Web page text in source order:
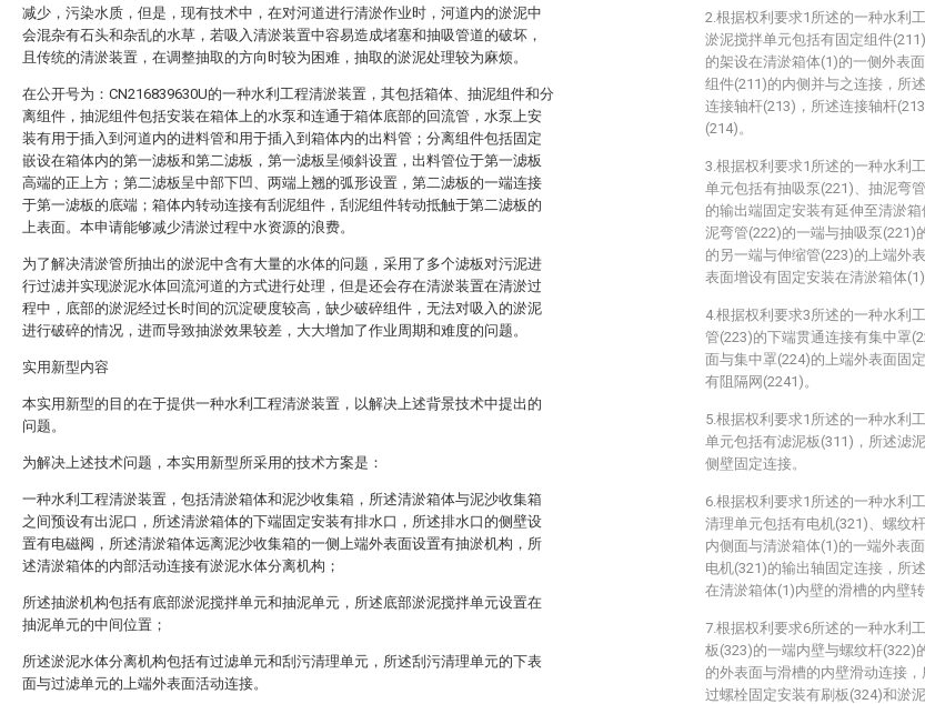
减少，污染水质，但是，现有技术中，在对河道进行清淤作业时，河道内的淤泥中
会混杂有石头和杂乱的水草，若吸入清淤装置中容易造成堵塞和抽吸管道的破坏，
且传统的清淤装置，在调整抽取的方向时较为困难，抽取的淤泥处理较为麻烦。
在公开号为：CN216839630U的一种水利工程清淤装置，其包括箱体、抽泥组件和分
离组件，抽泥组件包括安装在箱体上的水泵和连通于箱体底部的回流管，水泵上安
装有用于插入到河道内的进料管和用于插入到箱体内的出料管；分离组件包括固定
嵌设在箱体内的第一滤板和第二滤板，第一滤板呈倾斜设置，出料管位于第一滤板
高端的正上方；第二滤板呈中部下凹、两端上翘的弧形设置，第二滤板的一端连接
于第一滤板的底端；箱体内转动连接有刮泥组件，刮泥组件转动抵触于第二滤板的
上表面。本申请能够减少清淤过程中水资源的浪费。
为了解决清淤管所抽出的淤泥中含有大量的水体的问题，采用了多个滤板对污泥进
行过滤并实现淤泥水体回流河道的方式进行处理，但是还会存在清淤装置在清淤过
程中，底部的淤泥经过长时间的沉淀硬度较高，缺少破碎组件，无法对吸入的淤泥
进行破碎的情况，进而导致抽淤效果较差，大大增加了作业周期和难度的问题。
实用新型内容
本实用新型的目的在于提供一种水利工程清淤装置，以解决上述背景技术中提出的
问题。
为解决上述技术问题，本实用新型所采用的技术方案是：
一种水利工程清淤装置，包括清淤箱体和泥沙收集箱，所述清淤箱体与泥沙收集箱
之间预设有出泥口，所述清淤箱体的下端固定安装有排水口，所述排水口的侧壁设
置有电磁阀，所述清淤箱体远离泥沙收集箱的一侧上端外表面设置有抽淤机构，所
述清淤箱体的内部活动连接有淤泥水体分离机构；
所述抽淤机构包括有底部淤泥搅拌单元和抽泥单元，所述底部淤泥搅拌单元设置在
抽泥单元的中间位置；
所述淤泥水体分离机构包括有过滤单元和刮污清理单元，所述刮污清理单元的下表
面与过滤单元的上端外表面活动连接。
2.根据权利要求1所述的一种水利
淤泥搅拌单元包括有固定组件
的架设在清淤箱体(1)的一侧外表
组件(211)的内侧并与之连接，所
连接轴杆(213)，所述连接轴杆
(214)。
3.根据权利要求1所述的一种水利
单元包括有抽吸泵(221)、抽泥弯
的输出端固定安装有延伸至清淤
泥弯管(222)的一端与抽吸泵(221)
的另一端与伸缩管(223)的上端外
表面增设有固定安装在清淤箱体
4.根据权利要求3所述的一种水利
管(223)的下端贯通连接有集中罩
面与集中罩(224)的上端外表面固
有阻隔网(2241)。
5.根据权利要求1所述的一种水利
单元包括有滤泥板(311)，所述滤
侧壁固定连接。
6.根据权利要求1所述的一种水利
清理单元包括有电机(321)、螺纹
内侧面与清淤箱体(1)的一端外表
电机(321)的输出轴固定连接，所
在清淤箱体(1)内壁的滑槽的内壁转
7.根据权利要求6所述的一种水利
板(323)的一端内壁与螺纹杆(322)
的外表面与滑槽的内壁滑动连接
过螺栓固定安装有刷板(324)和淤